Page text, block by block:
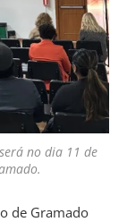
no dia 11 de
de Gramado